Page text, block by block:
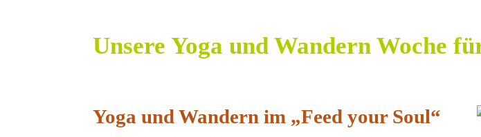
Unsere Yoga und Wandern Woche
Yoga und Wandern im „Feed your Soul“